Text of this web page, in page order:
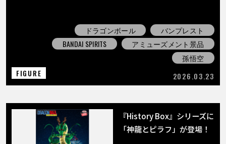
ドラゴンボール
バンプレスト
BANDAI SPIRITS
アミューズメント景品
孫悟空
FIGURE
2026.03.23
『History Box』シリーズに
「神龍とピラフ」が登場！